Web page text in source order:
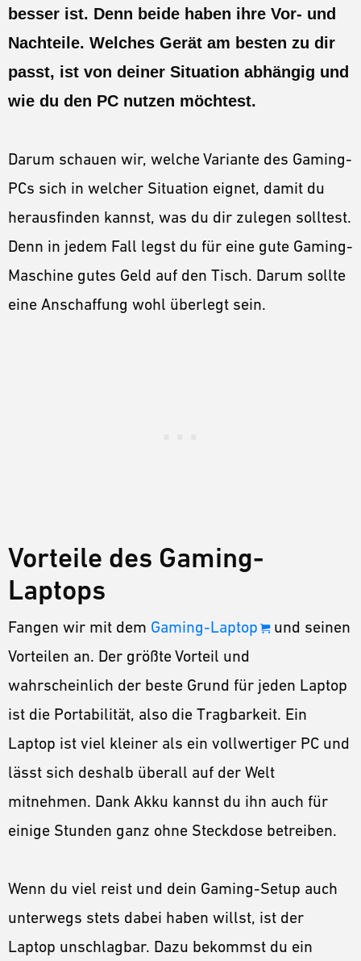
CHAMPIONS
MORE
HARDWARE
besser ist. Denn beide haben ihre Vor- und
Nachteile. Welches Gerät am besten zu dir
passt, ist von deiner Situation abhängig und
wie du den PC nutzen möchtest.
Darum schauen wir, welche Variante des Gaming-
PCs sich in welcher Situation eignet, damit du
herausfinden kannst, was du dir zulegen solltest.
Denn in jedem Fall legst du für eine gute Gaming-
Maschine gutes Geld auf den Tisch. Darum sollte
eine Anschaffung wohl überlegt sein.
Vorteile des Gaming-
Laptops
Fangen wir mit dem Gaming-Laptop
und seinen
Vorteilen an. Der größte Vorteil und
wahrscheinlich der beste Grund für jeden Laptop
ist die Portabilität, also die Tragbarkeit. Ein
Laptop ist viel kleiner als ein vollwertiger PC und
lässt sich deshalb überall auf der Welt
mitnehmen. Dank Akku kannst du ihn auch für
einige Stunden ganz ohne Steckdose betreiben.
Wenn du viel reist und dein Gaming-Setup auch
unterwegs stets dabei haben willst, ist der
Laptop unschlagbar. Dazu bekommst du ein